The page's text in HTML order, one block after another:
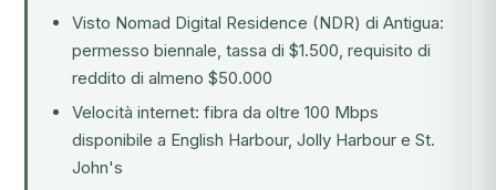
Visto Nomad Digital Residence (NDR) di Antigua:
permesso biennale, tassa di $1.500, requisito di
reddito di almeno $50.000
Velocità internet: fibra da oltre 100 Mbps
disponibile a English Harbour, Jolly Harbour e St.
John's